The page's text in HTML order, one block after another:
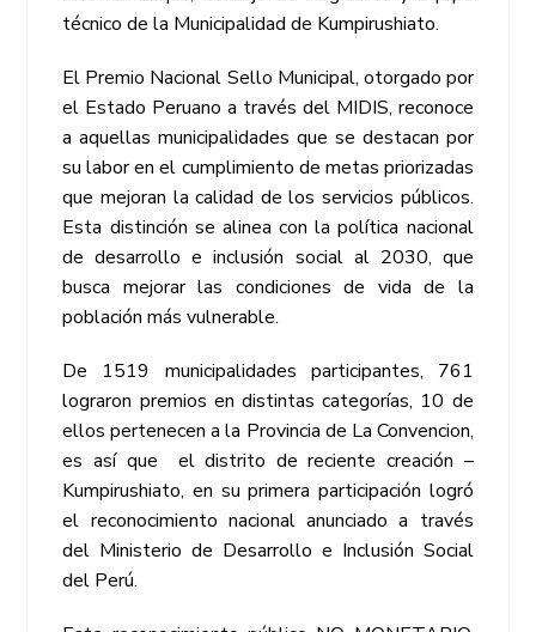
técnico de la Municipalidad de Kumpirushiato.
El Premio Nacional Sello Municipal, otorgado por
el Estado Peruano a través del MIDIS, reconoce
a aquellas municipalidades que se destacan por
su labor en el cumplimiento de metas priorizadas
que mejoran la calidad de los servicios públicos.
Esta distinción se alinea con la política nacional
de desarrollo e inclusión social al 2030, que
busca mejorar las condiciones de vida de la
población más vulnerable.
De 1519 municipalidades participantes, 761
lograron premios en distintas categorías, 10 de
ellos pertenecen a la Provincia de La Convencion,
es así que el distrito de reciente creación –
Kumpirushiato, en su primera participación logró
el reconocimiento nacional anunciado a través
del Ministerio de Desarrollo e Inclusión Social
del Perú.